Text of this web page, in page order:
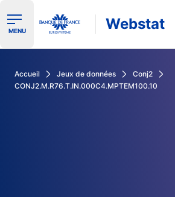
Ouvrir le menu de navigation
MENU Webstat
Accueil Jeux de données
Conj2
CONJ2.M.R76.T.IN.000C4.MPTEM100.10